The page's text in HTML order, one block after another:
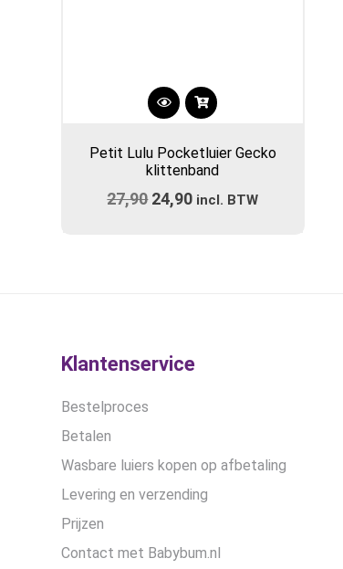
Petit Lulu Pocketluier Gecko
klittenband
27,90 Oorspronkelijke
24,90 Huidige
incl. BTW
Klantenservice
Bestelproces
Betalen
Wasbare luiers kopen op afbetaling
Levering en verzending
Prijzen
Contact met Babybum.nl